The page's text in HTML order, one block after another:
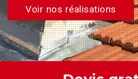
Voir nos réalisations